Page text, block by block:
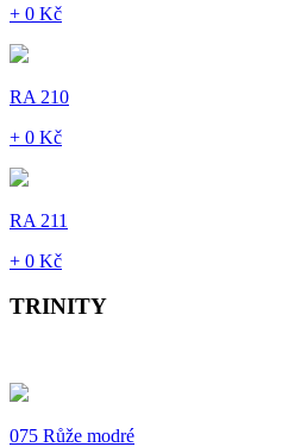
+ 0 Kč
RA 210
+ 0 Kč
RA 211
+ 0 Kč
TRINITY
075 Růže modré